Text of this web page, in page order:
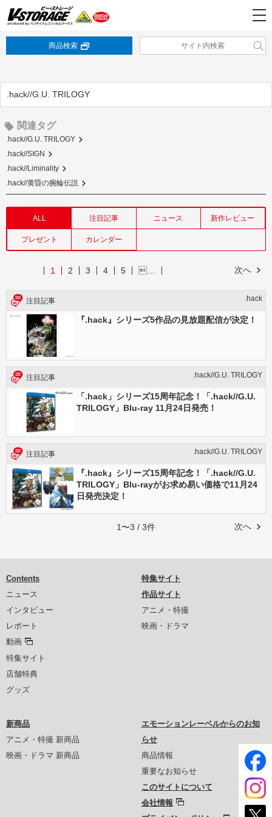
商品検索
.hack//G.U. TRILOGY
関連タグ
.hack//G.U. TRILOGY
.hack//SIGN
.hack//Liminality
.hack//黄昏の腕輪伝説
ALL 注目記事 ニュース 新作レビュー
プレゼント カレンダー
次へ
1 2 3 4 5 …
注目記事 .hack
『.hack』シリーズ5作品の見放題配信が決定！
注目記事 .hack//G.U. TRILOGY
「.hack」シリーズ15周年記念！「.hack//G.U.
TRILOGY」Blu-ray 11月24日発売！
注目記事 .hack//G.U. TRILOGY
『.hack』シリーズ15周年記念！「.hack//G.U.
TRILOGY」Blu-rayがお求め易い価格で11月24
日発売決定！
次へ
1〜3 / 3件
Contents
ニュース
インタビュー
レポート
動画
特集サイト
店舗特典
グッズ
特集サイト
作品サイト
アニメ・特撮
映画・ドラマ
新商品
アニメ・特撮 新商品
映画・ドラマ 新商品
エモーションレーベルからのお知
らせ
商品情報
重要なお知らせ
このサイトについて
会社情報